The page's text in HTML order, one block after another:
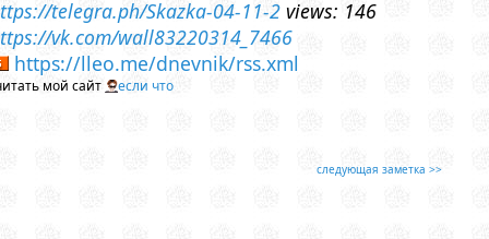
telegra.ph/Skazka-04-11-2 views: 146
vk.com/wall83220314_7466
https://lleo.me/dnevnik/rss.xml
мой сайт если что
следующая заметка >>